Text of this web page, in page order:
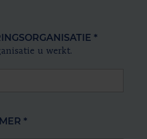
*
u werkt.
*